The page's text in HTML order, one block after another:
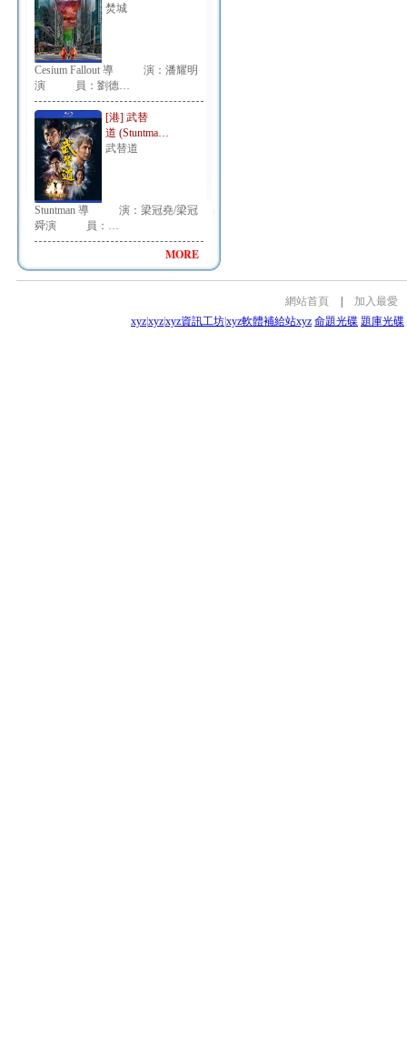
焚城
Cesium Fallout 導 演：潘耀明
演 員：劉德…
[港] 武替
道 (Stuntma…
武替道
Stuntman 導 演：梁冠堯/梁冠
舜演 員：…
MORE
網站首頁
加入最愛
xyzxyzxyz資訊工坊xyz軟體補給站xyz 命題光碟 題庫光碟